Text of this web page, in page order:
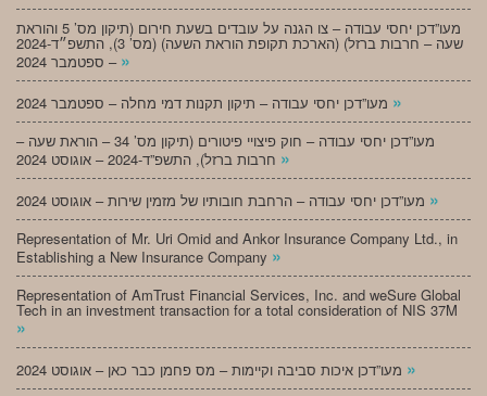
מעו”דכן יחסי עבודה – צו הגנה על עובדים בשעת חירום (תיקון מס’ 5 והוראת
שעה – חרבות ברזל) (הארכת תקופת הוראת השעה) (מס’ 3), התשפ״ד-2024
– ספטמבר 2024 »
»
מעו”דכן יחסי עבודה – חוק פיצויי פיטורים (תיקון מס’ 34 – הוראת שעה –
»
»
Representation of Mr. Uri Omid and Ankor Insurance Company Ltd., in
Establishing a New Insurance Company »
Representation of AmTrust Financial Services, Inc. and weSure Global
Tech in an investment transaction for a total consideration of NIS 37M
»
»